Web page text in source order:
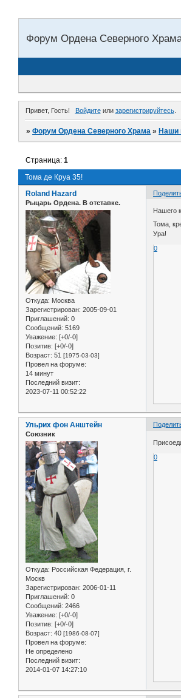
Форум Ордена Северного
Привет, Гость! Войдитеили зарегистрируйтесь.
»Форум Ордена Северного Храма »Наши
Тома де Круа 35!
Страница:1
Roland Hazard
Рыцарь Ордена. В отставке.
Откуда: Москва
Зарегистрирован: 2005-09-01
Приглашений: 0
Сообщений: 5169
Уважение: [+0/-0]
Позитив: [+0/-0]
Возраст: 51 [1975-03-03]
Провел на форуме:
14 минут
Последний визит:
2023-07-11 00:52:22
Нашего
Тома,
Ура!
0
Ульрих фон Анштейн
Союзник
Откуда: Российская Федерация, г.
Москв
Зарегистрирован: 2006-01-11
Приглашений: 0
Сообщений: 2466
Уважение: [+0/-0]
Позитив: [+0/-0]
Возраст: 40 [1986-08-07]
Провел на форуме:
Не определено
Последний визит:
2014-01-07 14:27:10
0